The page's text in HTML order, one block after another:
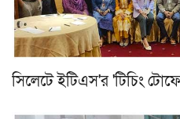
সিলেটে ইটিএস'র 'টিচিং